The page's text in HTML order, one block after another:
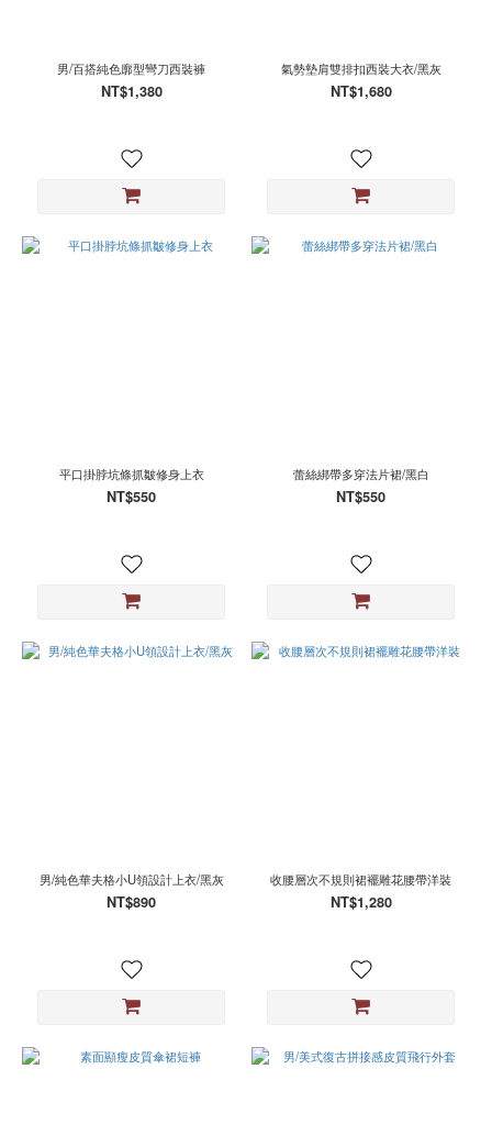
男/百搭純色廓型彎刀西裝褲
NT$1,380
氣勢墊肩雙排扣西裝大衣/黑灰
NT$1,680
平口掛脖坑條抓皺修身上衣
NT$550
蕾絲綁帶多穿法片裙/黑白
NT$550
男/純色華夫格小U領設計上衣/黑灰
NT$890
收腰層次不規則裙襬雕花腰帶洋裝
NT$1,280